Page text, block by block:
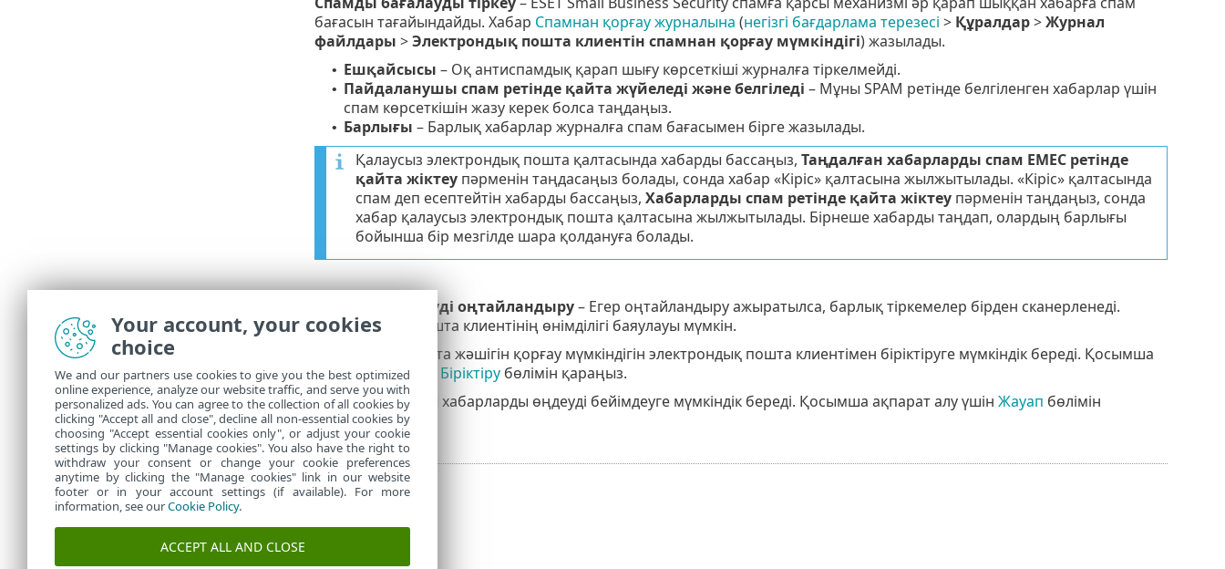
бағасын тағайындайды. Хабар Спамнан қорғау журналына (негізгі бағдарлама терезесі > Құралдар>Журнал
файлдары >Электрондық пошта клиентін спамнан қорғау мүмкіндігі) жазылады.
• Ешқайсысы – Оқ антиспамдық қарап шығу көрсеткіші журналға тіркелмейді.
• Пайдаланушы спам ретінде қайта жүйеледі және белгіледі – Мұны SPAM ретінде белгіленген хабарлар үшін
спам көрсеткішін жазу керек болса таңдаңыз.
• Барлығы – Барлық хабарлар журналға спам бағасымен бірге жазылады.
Қалаусыз электрондық пошта қалтасында хабарды бассаңыз, Таңдалған хабарларды спам ЕМЕС ретінде
қайта жіктеупәрменін таңдасаңыз болады, сонда хабар «Кіріс» қалтасына жылжытылады. «Кіріс» қалтасында
спам деп есептейтін хабарды бассаңыз, Хабарларды спам ретінде қайта жіктеупәрменін таңдаңыз, сонда
хабар қалаусыз электрондық пошта қалтасына жылжытылады. Бірнеше хабарды таңдап, олардың барлығы
бойынша бір мезгілде шара қолдануға болады.
Тіркемені өңдеуді оңтайландыру– Егер оңтайландыру ажыратылса, барлық тіркемелер бірден сканерленеді.
Электрондық пошта клиентінің өнімділігі баяулауы мүмкін.
— Пошта жәшігін қорғау мүмкіндігін электрондық пошта клиентімен біріктіруге мүмкіндік береді. Қосымша
ақпарат алу үшін Біріктірубөлімін қараңыз.
Жауап— зиянды хабарларды өңдеуді бейімдеуге мүмкіндік береді. Қосымша ақпарат алу үшін Жауап бөлімін
қараңыз.
Your account, your cookies
choice
We and our partners use cookies to give you the best optimized
online experience, analyze our website traffic, and serve you with
personalized ads. You can agree to the collection of all cookies by
clicking "Accept all and close", decline all non-essential cookies by
choosing "Accept essential cookies only", or adjust your cookie
settings by clicking "Manage cookies". You also have the right to
withdraw your consent or change your cookie preferences
anytime by clicking the "Manage cookies" link in our website
footer or in your account settings (if available). For more
information, see ourCookie Policy.
ACCEPT ALL AND CLOSE